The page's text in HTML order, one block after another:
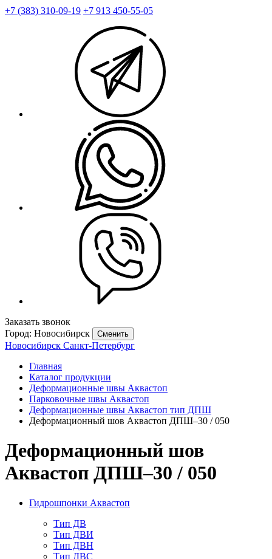
+7 (383) 310-09-19 +7 913 450-55-05
Заказать звонок
Город: Новосибирск
Сменить
Новосибирск Санкт-Петербург
Главная
Каталог продукции
Деформационные швы Аквастоп
Парковочные швы Аквастоп
Деформационные швы Аквастоп тип ДПШ
Деформационный шов Аквастоп ДПШ–30 / 050
Деформационный шов
Аквастоп ДПШ–30 / 050
Гидрошпонки Аквастоп
Тип ДВ
Тип ДВИ
Тип ДВН
Тип ДВС